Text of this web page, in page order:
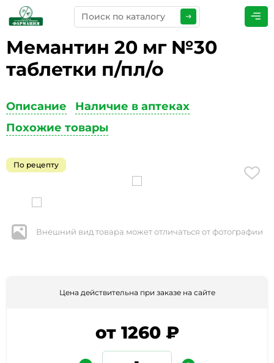
Мемантин 20 мг №30
таблетки п/пл/о
Описание
Наличие в аптеках
Похожие товары
По рецепту
Внешний вид товара может отличаться от фотографии
Цена действительна при заказе на сайте
от 1260 ₽
ПРЕДСТАВЬТЕСЬ
ТЕЛЕФОН*
ЭЛЕКТРОННАЯ ПОЧТА
КОММЕНТАРИИ*